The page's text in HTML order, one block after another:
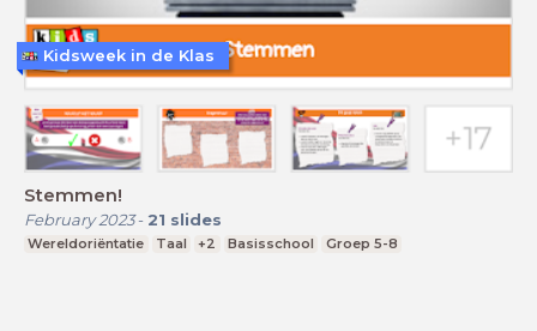
Stemmen!
February 2023- 21 slides
Wereldoriëntatie Taal +2 Basisschool Groep 5-8
Kidsweek in de Klas